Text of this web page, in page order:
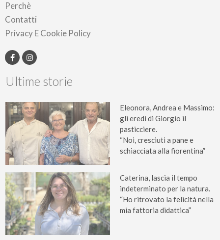
Perchè
Contatti
Privacy E Cookie Policy
Ultime storie
Eleonora, Andrea e Massimo:
gli eredi di Giorgio il
pasticciere.
“Noi, cresciuti a pane e
schiacciata alla fiorentina”
Caterina, lascia il tempo
indeterminato per la natura.
“Ho ritrovato la felicità nella
mia fattoria didattica”